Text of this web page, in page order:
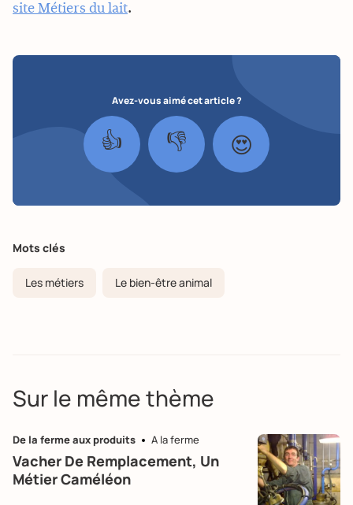
site Métiers du lait.
Avez-vous aimé cet article ?
👍 👎 😍
Mots clés
Les métiers Le bien-être animal
Sur le même thème
De la ferme aux produits A la ferme
Vacher De Remplacement, Un
Métier Caméléon